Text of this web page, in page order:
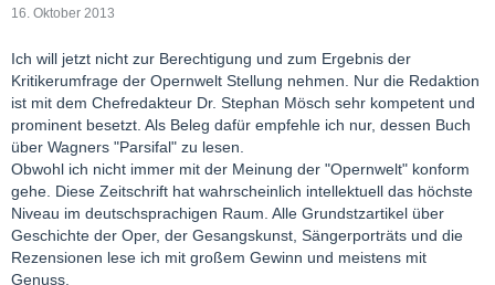
16. Oktober 2013
Ich will jetzt nicht zur Berechtigung und zum Ergebnis der
Kritikerumfrage der Opernwelt Stellung nehmen. Nur die Redaktion
ist mit dem Chefredakteur Dr. Stephan Mösch sehr kompetent und
prominent besetzt. Als Beleg dafür empfehle ich nur, dessen Buch
über Wagners "Parsifal" zu lesen.
Obwohl ich nicht immer mit der Meinung der "Opernwelt" konform
gehe. Diese Zeitschrift hat wahrscheinlich intellektuell das höchste
Niveau im deutschsprachigen Raum. Alle Grundstzartikel über
Geschichte der Oper, der Gesangskunst, Sängerporträts und die
Rezensionen lese ich mit großem Gewinn und meistens mit
Genuss.